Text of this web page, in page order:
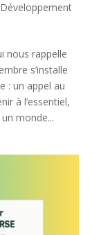
Développement
nous rappelle
s’installe
: un appel au
à l’essentiel,
monde...